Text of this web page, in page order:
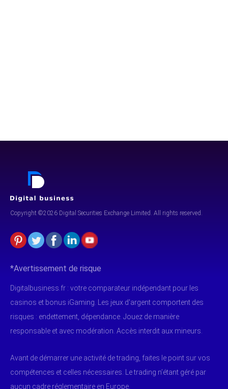
Copyright ©2026 Digital Securities Exchange Limited. All rights reserved.
*Avertissement de risque
Digitalbusiness.fr : votre comparateur indépendant pour les
casinos et bonus iGaming. Les jeux d'argent comportent des
risques : endettement, dépendance. Jouez de manière
responsable et avec modération. Accès interdit aux mineurs.
Avant de démarrer une activité de trading, faites le point sur vos
compétences et celles nécessaires. Le trading n’étant géré par
aucun cadre réglementaire en Europe.